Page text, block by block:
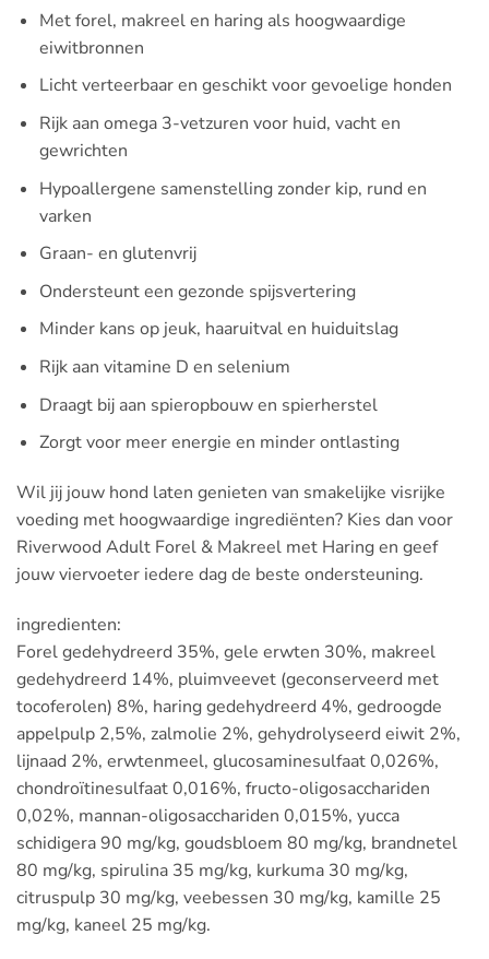
Met forel, makreel en haring als hoogwaardige
eiwitbronnen
Licht verteerbaar en geschikt voor gevoelige honden
Rijk aan omega 3-vetzuren voor huid, vacht en
gewrichten
Hypoallergene samenstelling zonder kip, rund en
varken
Graan- en glutenvrij
Ondersteunt een gezonde spijsvertering
Minder kans op jeuk, haaruitval en huiduitslag
Rijk aan vitamine D en selenium
Draagt bij aan spieropbouw en spierherstel
Zorgt voor meer energie en minder ontlasting
Wil jij jouw hond laten genieten van smakelijke visrijke
voeding met hoogwaardige ingrediënten? Kies dan voor
Riverwood Adult Forel & Makreel met Haring en geef
jouw viervoeter iedere dag de beste ondersteuning.
ingredienten:
Forel gedehydreerd 35%, gele erwten 30%, makreel
gedehydreerd 14%, pluimveevet (geconserveerd met
tocoferolen) 8%, haring gedehydreerd 4%, gedroogde
appelpulp 2,5%, zalmolie 2%, gehydrolyseerd eiwit 2%,
lijnaad 2%, erwtenmeel, glucosaminesulfaat 0,026%,
chondroïtinesulfaat 0,016%, fructo-oligosacchariden
0,02%, mannan-oligosacchariden 0,015%, yucca
schidigera 90 mg/kg, goudsbloem 80 mg/kg, brandnetel
80 mg/kg, spirulina 35 mg/kg, kurkuma 30 mg/kg,
citruspulp 30 mg/kg, veebessen 30 mg/kg, kamille 25
mg/kg, kaneel 25 mg/kg.